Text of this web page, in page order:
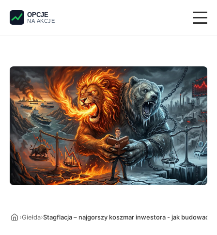
OPCJE
NA AKCJE
Derywaty
Pieniądze
Krypto
Analiza techniczna
›Giełda›Stagflacja – najgorszy koszmar inwestora - jak budować